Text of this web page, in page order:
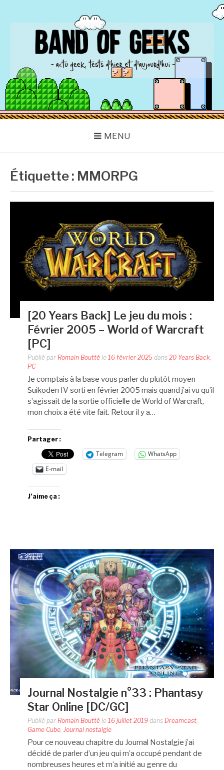
BAND OF GEEKS
Actu Geek d'hier et d'aujourd'hui
MENU
Étiquette : MMORPG
[20 Years Back] Le jeu du mois :
Février 2005 – World of Warcraft
[PC]
Publié par Romain Boutté le 16 février 2025 dans 20 Years Back,
PC
Je comptais à la base vous parler du plutôt moyen
Suikoden IV sorti en février 2005 mais quand j’ai vu qu’il
s’agissait de la sortie officielle de World of Warcraft,
mon choix a été vite fait. Retour il y a…
Partager :
Telegram
WhatsApp
E-mail
J’aime ça :
Journal Nostalgie n°33 : Phantasy
Star Online [DC/GC]
Publié par Romain Boutté le 16 juillet 2019 dans Dreamcast,
Game Cube, Journal nostalgie
Pour ce nouveau chapitre du Journal Nostalgie j’ai
décidé de parler d’un jeu qui m’a occupé pendant de
nombreuses heures et m’a initié au genre du